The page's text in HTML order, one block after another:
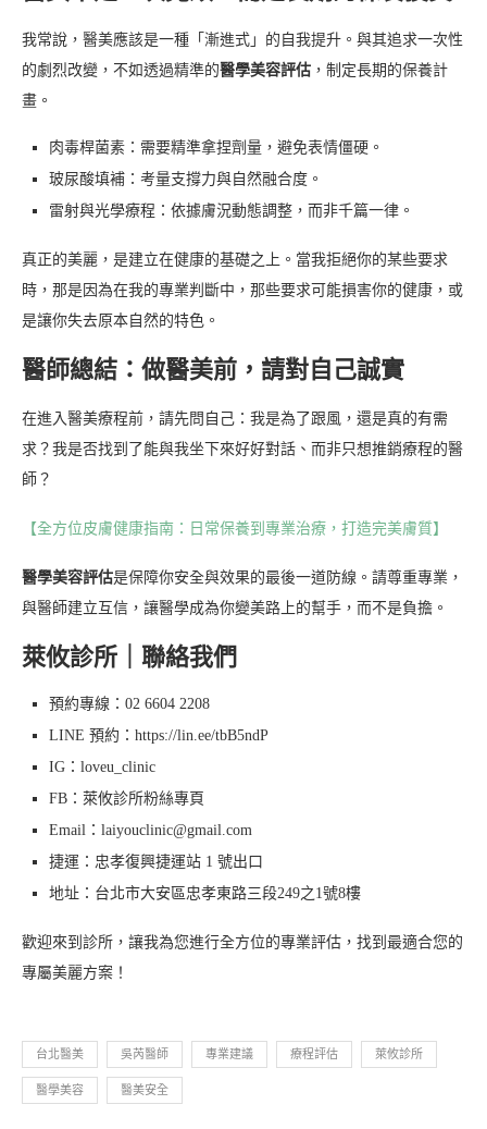
我常說，醫美應該是一種「漸進式」的自我提升。與其追求一次性
的劇烈改變，不如透過精準的醫學美容評估 ，制定長期的保養計
畫。
肉毒桿菌素：需要精準拿捏劑量，避免表情僵硬。
玻尿酸填補：考量支撐力與自然融合度。
雷射與光學療程：依據膚況動態調整，而非千篇一律。
真正的美麗，是建立在健康的基礎之上。當我拒絕你的某些要求
時，那是因為在我的專業判斷中，那些要求可能損害你的健康，或
是讓你失去原本自然的特色。
醫師總結：做醫美前，請對自己誠實
在進入醫美療程前，請先問自己：我是為了跟風，還是真的有需
求？我是否找到了能與我坐下來好好對話、而非只想推銷療程的醫
師？
【全方位皮膚健康指南：日常保養到專業治療，打造完美膚質】
醫學美容評估是保障你安全與效果的最後一道防線。請尊重專業，
與醫師建立互信，讓醫學成為你變美路上的幫手，而不是負擔。
萊攸診所｜聯絡我們
預約專線：02 6604 2208
LINE 預約：https://lin.ee/tbB5ndP
IG：loveu_clinic
FB：萊攸診所粉絲專頁
Email：laiyouclinic@gmail.com
捷運：忠孝復興捷運站 1 號出口
地址：台北市大安區忠孝東路三段249之1號8樓
歡迎來到診所，讓我為您進行全方位的專業評估，找到最適合您的
專屬美麗方案！
台北醫美 吳芮醫師 專業建議 療程評估 萊攸診所
醫學美容 醫美安全